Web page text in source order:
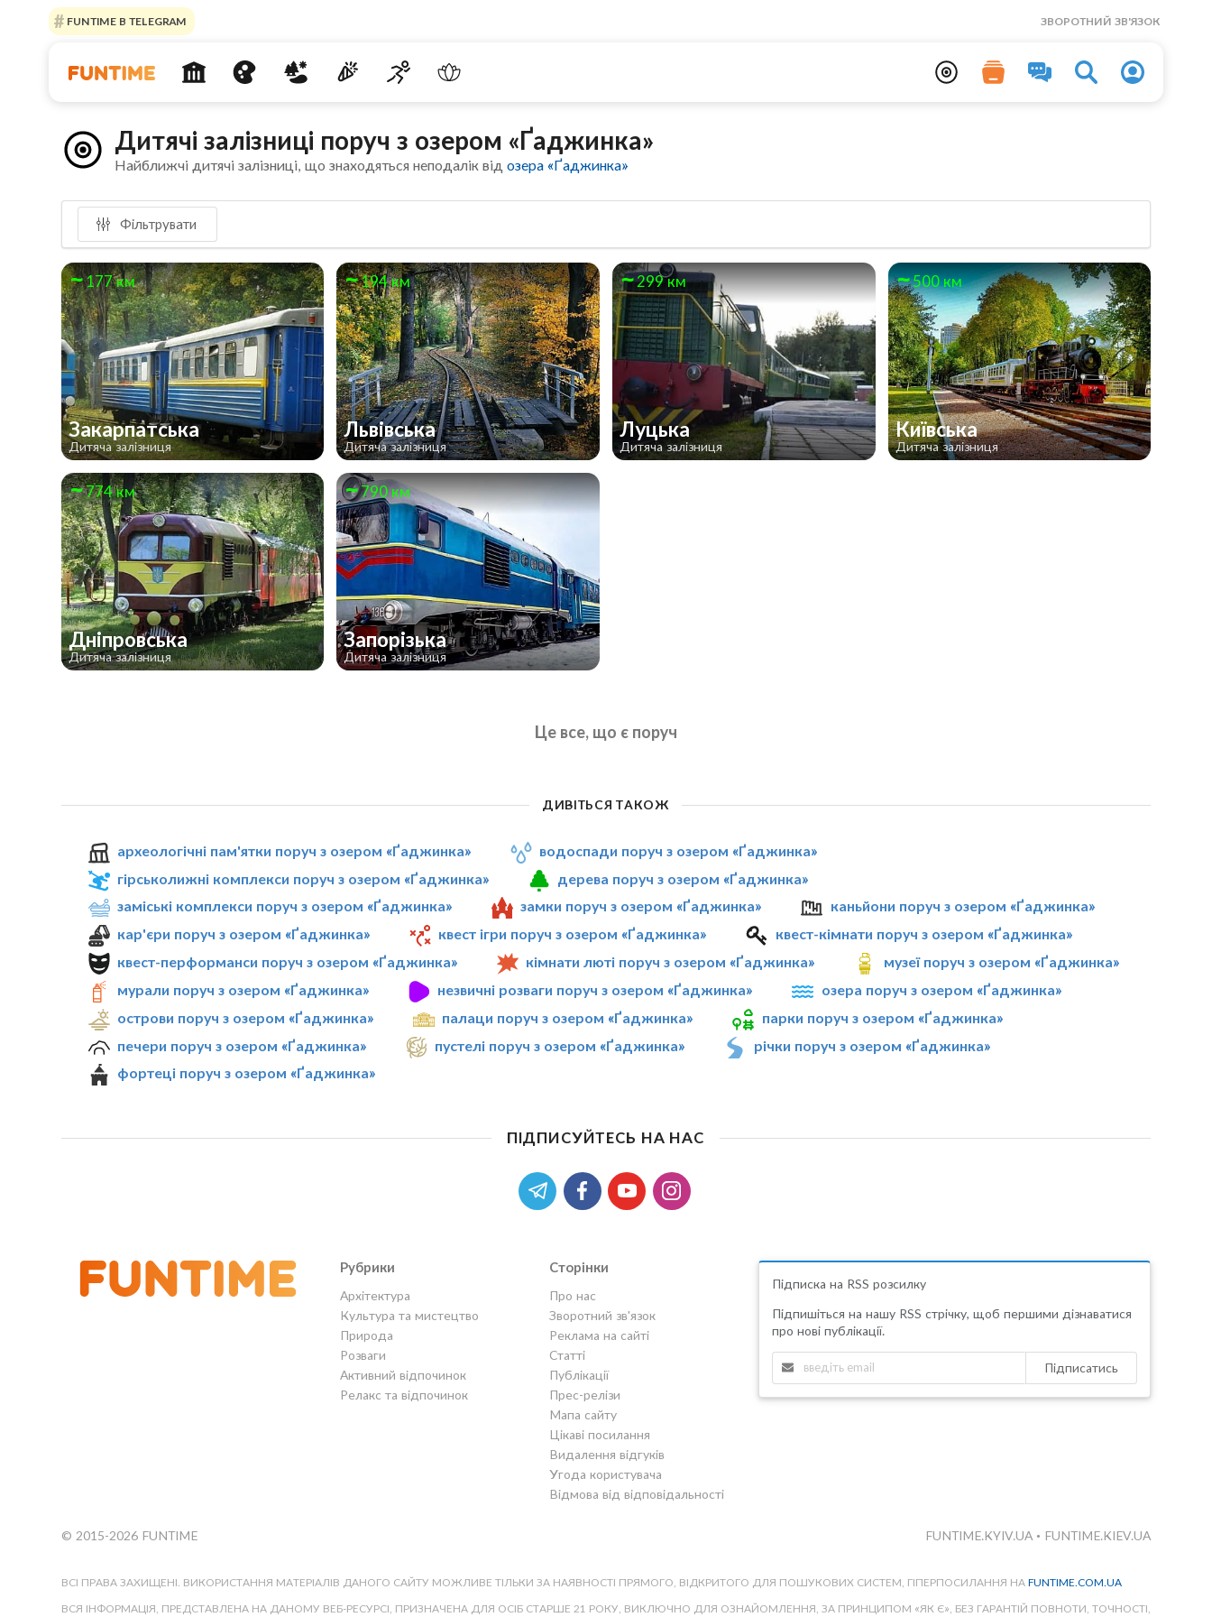
FUNTIME В TELEGRAM ЗВОРОТНИЙ ЗВ'ЯЗОК
Дитячі залізниці поруч з озером «Ґаджинка»
Найближчі дитячі залізниці, що знаходяться неподалік відозера «Ґаджинка»
Фільтрувати
177 км
Закарпатська
Дитяча залізниця
194 км
Львівська
Дитяча залізниця
299 км
Луцька
Дитяча залізниця
500 км
Київська
Дитяча залізниця
774 км
Дніпровська
Дитяча залізниця
790 км
Запорізька
Дитяча залізниця
Це все, що є поруч
ДИВІТЬСЯ ТАКОЖ
археологічні пам'ятки поруч з озером «Ґаджинка»
водоспади поруч з озером «Ґаджинка»
гірськолижні комплекси поруч з озером «Ґаджинка»
дерева поруч з озером «Ґаджинка»
заміські комплекси поруч з озером «Ґаджинка»
замки поруч з озером «Ґаджинка»
каньйони поруч з озером «Ґаджинка»
кар'єри поруч з озером «Ґаджинка»
квест ігри поруч з озером «Ґаджинка»
квест-кімнати поруч з озером «Ґаджинка»
квест-перформанси поруч з озером «Ґаджинка»
кімнати люті поруч з озером «Ґаджинка»
музеї поруч з озером «Ґаджинка»
мурали поруч з озером «Ґаджинка»
незвичні розваги поруч з озером «Ґаджинка»
озера поруч з озером «Ґаджинка»
острови поруч з озером «Ґаджинка»
палаци поруч з озером «Ґаджинка»
парки поруч з озером «Ґаджинка»
печери поруч з озером «Ґаджинка»
пустелі поруч з озером «Ґаджинка»
річки поруч з озером «Ґаджинка»
фортеці поруч з озером «Ґаджинка»
ПІДПИСУЙТЕСЬ НА НАС
Рубрики
Архітектура
Культура та мистецтво
Природа
Розваги
Активний відпочинок
Релакс та відпочинок
Сторінки
Про нас
Зворотний зв'язок
Реклама на сайті
Статті
Публікації
Прес-релізи
Мапа сайту
Цікаві посилання
Видалення відгуків
Угода користувача
Відмова від відповідальності
Підписка на RSS розсилку
Підпишіться на нашу RSS стрічку, щоб першими дізнаватися
про нові публікації.
Підписатись
© 2015-2026 FUNTIME FUNTIME.KYIV.UA • FUNTIME.KIEV.UA
ВСІ ПРАВА ЗАХИЩЕНІ. ВИКОРИСТАННЯ МАТЕРІАЛІВ ДАНОГО САЙТУ МОЖЛИВЕ ТІЛЬКИ ЗА НАЯВНОСТІ ПРЯМОГО, ВІДКРИТОГО ДЛЯ ПОШУКОВИХ СИСТЕМ, ГІПЕРПОСИЛАННЯ НА FUNTIME.COM.UA
ВСЯ ІНФОРМАЦІЯ, ПРЕДСТАВЛЕНА НА ДАНОМУ ВЕБ-РЕСУРСІ, ПРИЗНАЧЕНА ДЛЯ ОСІБ СТАРШЕ 21 РОКУ, ВИКЛЮЧНО ДЛЯ ОЗНАЙОМЛЕННЯ, ЗА ПРИНЦИПОМ «ЯК Є», БЕЗ ГАРАНТІЙ ПОВНОТИ, ТОЧНОСТІ,